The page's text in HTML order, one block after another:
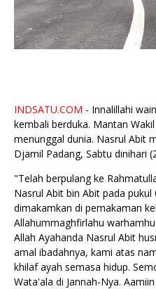
INDSATU.COM - Innalillahi
kembali berduka. Mantan
menunggal dunia. Nasrul Abit
Djamil Padang, Sabtu dinihari
"Telah berpulang ke
Nasrul Abit bin Abit pada pukul
dimakamkan di pemakaman
Allahummaghfirlahu
Allah Ayahanda Nasrul Abit
amal ibadahnya, kami atas
khilaf ayah semasa hidup.
Wata'ala di Jannah-Nya.